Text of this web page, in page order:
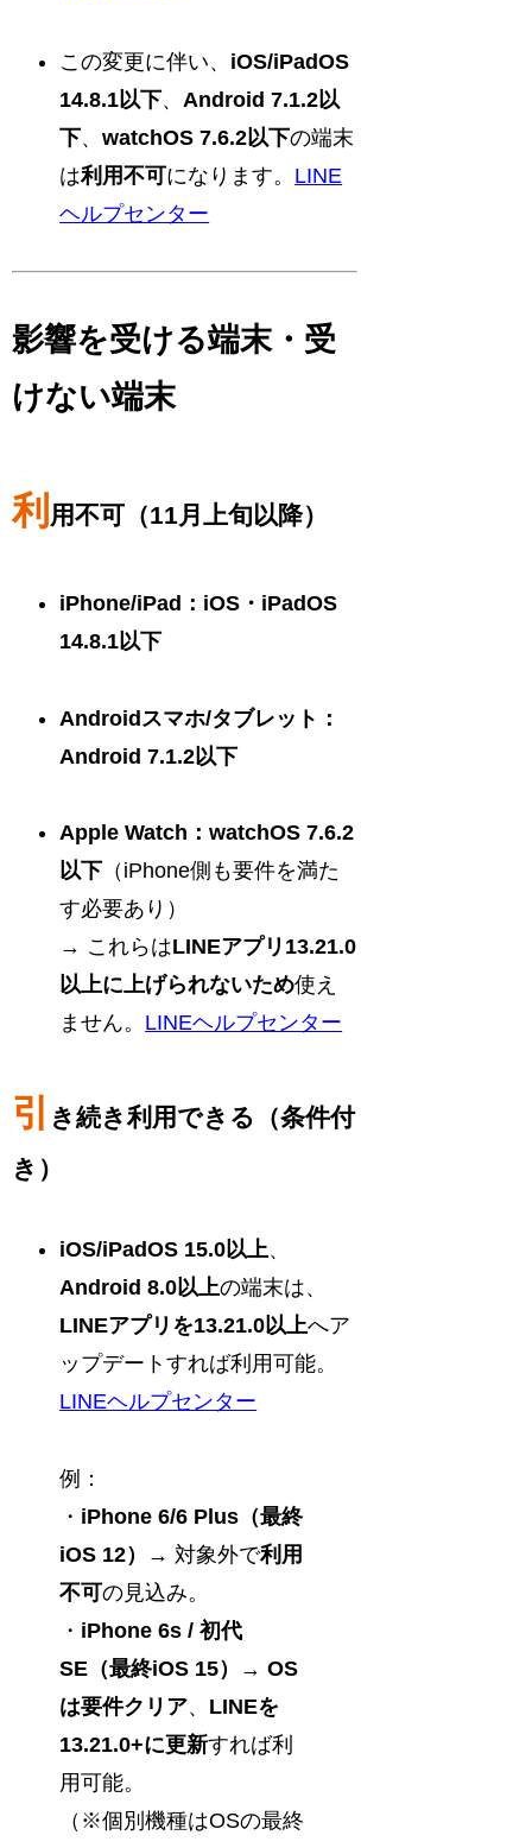
この変更に伴い、 iOS/iPadOS
14.8.1以下、 Android 7.1.2以
下、watchOS 7.6.2以下の端末
は利用不可になります。 LINE
ヘルプセンター
影響を受ける端末・受
けない端末
利 用不可（11月上旬以降）
iPhone/iPad：iOS・iPadOS
14.8.1以下
Androidスマホ/タブレット：
Android 7.1.2以下
Apple Watch：watchOS 7.6.2
以下 （iPhone側も要件を満た
す必要あり）
→ これらはLINEアプリ13.21.0
以上に上げられないため使え
ません。 LINEヘルプセンター
引
き続き利用できる（条件付
き）
iOS/iPadOS 15.0以上、
Android 8.0以上の端末は、
LINEアプリを13.21.0以上へア
ップデートすれば利用可能。
LINEヘルプセンター
例：
・ iPhone 6/6 Plus（最終
iOS 12）
→ 対象外で利用
不可の見込み。
・ iPhone 6s / 初代
SE（最終iOS 15）
→OS
は要件クリア、 LINEを
13.21.0+に更新すれば利
用可能。
（※個別機種はOSの最終